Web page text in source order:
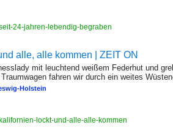
24-jahren-lebendig-begraben
alle, alle kommen | ZEIT ON
mit leuchtend weißem Federhut und
fahren wir durch ein weites
Holstein
lockt-und-alle-alle-kommen